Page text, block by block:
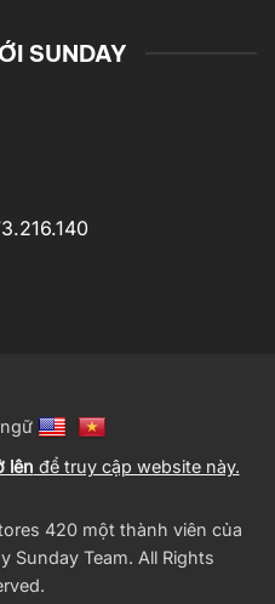
SUNDAY
lên để truy cập website này.
420 một thành viên của
Sunday Team. All Rights